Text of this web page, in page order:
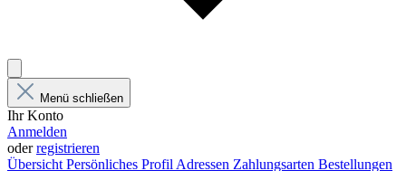
Menü schließen
Ihr Konto
Anmelden
oderregistrieren
Übersicht Persönliches Profil Adressen Zahlungsarten Bestellungen